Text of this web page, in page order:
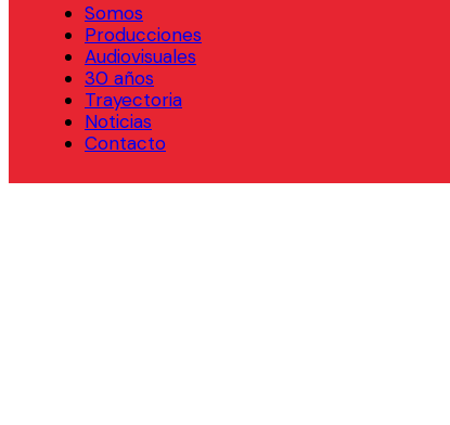
Somos
Producciones
Audiovisuales
30 años
Trayectoria
Noticias
Contacto